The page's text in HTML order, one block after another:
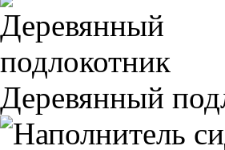
Деревянный